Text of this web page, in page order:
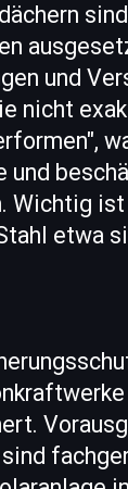
und
nicht
und
Wichtig
etwa